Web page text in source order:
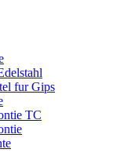
fur Gips
TC